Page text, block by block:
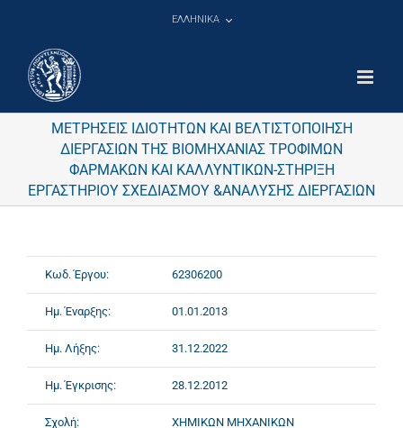
ΕΛΛΗΝΙΚΑ
ΜΕΤΡΗΣΕΙΣ ΙΔΙΟΤΗΤΩΝ ΚΑΙ ΒΕΛΤΙΣΤΟΠΟΙΗΣΗ
ΔΙΕΡΓΑΣΙΩΝ ΤΗΣ ΒΙΟΜΗΧΑΝΙΑΣ ΤΡΟΦΙΜΩΝ
ΦΑΡΜΑΚΩΝ ΚΑΙ ΚΑΛΛΥΝΤΙΚΩΝ-ΣΤΗΡΙΞΗ
ΕΡΓΑΣΤΗΡΙΟΥ ΣΧΕΔΙΑΣΜΟΥ &ΑΝΑΛΥΣΗΣ ΔΙΕΡΓΑΣΙΩΝ
Κωδ. Έργου: 62306200
Ημ. Έναρξης: 01.01.2013
Ημ. Λήξης: 31.12.2022
Ημ. Έγκρισης: 28.12.2012
Σχολή: ΧΗΜΙΚΩΝ ΜΗΧΑΝΙΚΩΝ